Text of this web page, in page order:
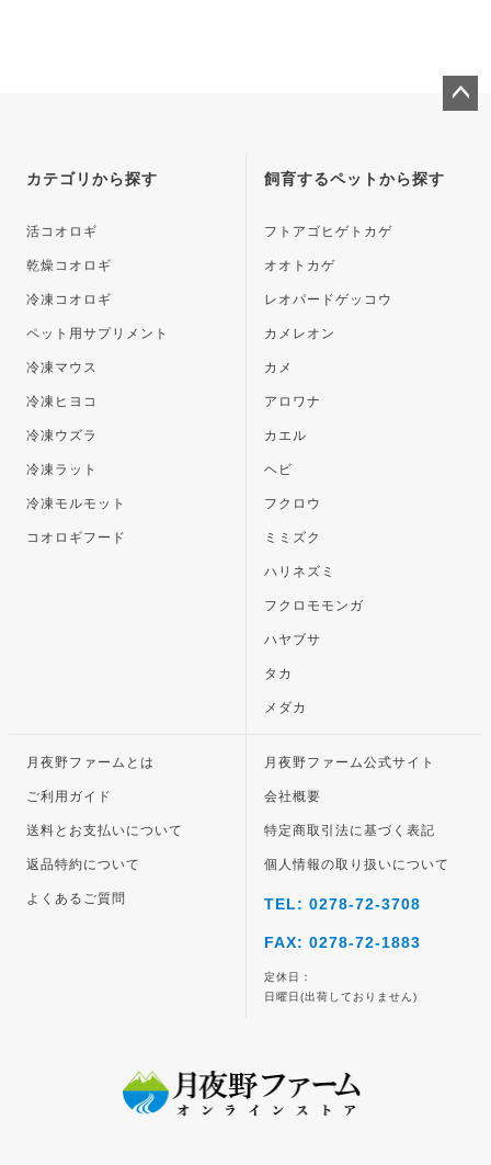
カテゴリから探す
活コオロギ
乾燥コオロギ
冷凍コオロギ
ペット用サプリメント
冷凍マウス
冷凍ヒヨコ
冷凍ウズラ
冷凍ラット
冷凍モルモット
コオロギフード
飼育するペットから探す
フトアゴヒゲトカゲ
オオトカゲ
レオパードゲッコウ
カメレオン
カメ
アロワナ
カエル
ヘビ
フクロウ
ミミズク
ハリネズミ
フクロモモンガ
ハヤブサ
タカ
メダカ
月夜野ファームとは
ご利用ガイド
送料とお支払いについて
返品特約について
よくあるご質問
月夜野ファーム公式サイト
会社概要
特定商取引法に基づく表記
個人情報の取り扱いについて
TEL: 0278-72-3708
FAX: 0278-72-1883
定休日：
日曜日(出荷しておりません)